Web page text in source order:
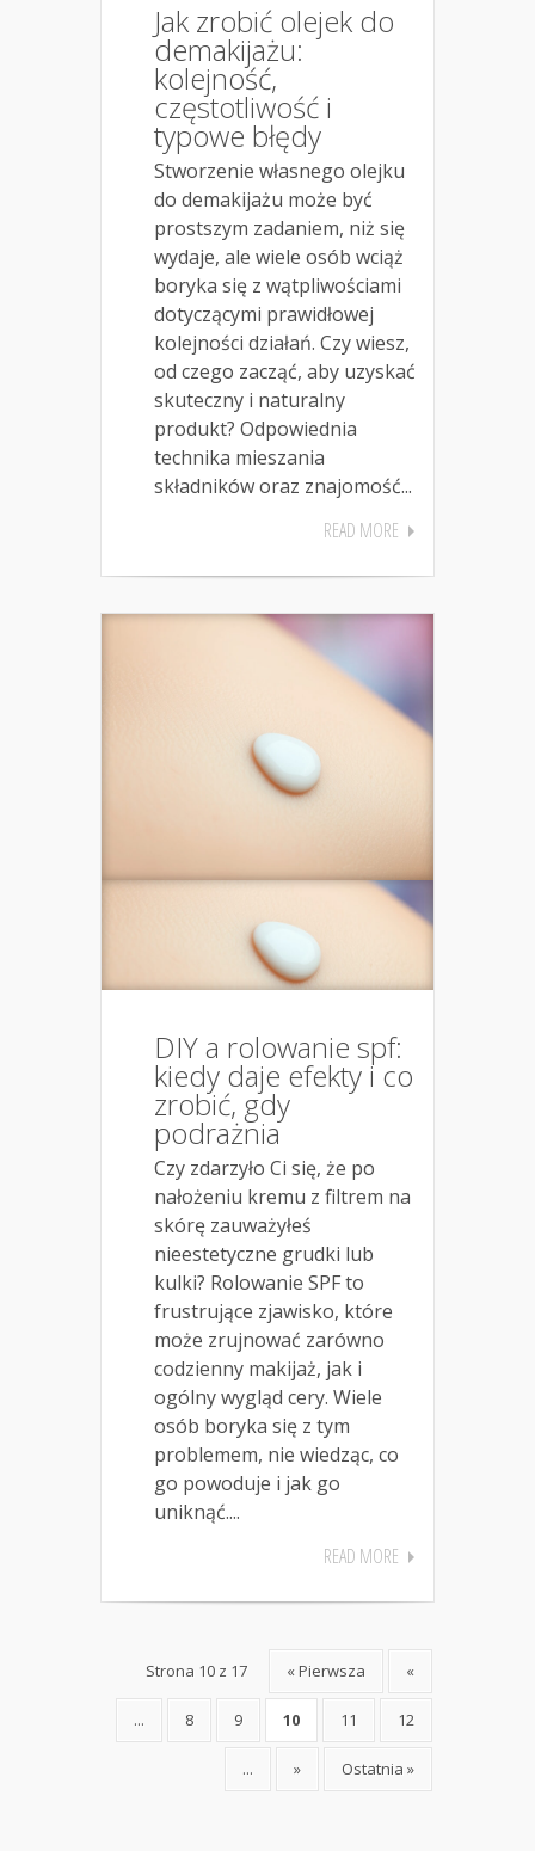
Jak zrobić olejek do
demakijażu:
kolejność,
częstotliwość i
typowe błędy
Stworzenie własnego olejku
do demakijażu może być
prostszym zadaniem, niż się
wydaje, ale wiele osób wciąż
boryka się z wątpliwościami
dotyczącymi prawidłowej
kolejności działań. Czy wiesz,
od czego zacząć, aby uzyskać
skuteczny i naturalny
produkt? Odpowiednia
technika mieszania
składników oraz znajomość...
READ MORE
DIY a rolowanie spf:
kiedy daje efekty i co
zrobić, gdy
podrażnia
Czy zdarzyło Ci się, że po
nałożeniu kremu z filtrem na
skórę zauważyłeś
nieestetyczne grudki lub
kulki? Rolowanie SPF to
frustrujące zjawisko, które
może zrujnować zarówno
codzienny makijaż, jak i
ogólny wygląd cery. Wiele
osób boryka się z tym
problemem, nie wiedząc, co
go powoduje i jak go
uniknąć....
READ MORE
Strona 10 z 17 « Pierwsza «
... 8 9 10 11 12
... » Ostatnia »